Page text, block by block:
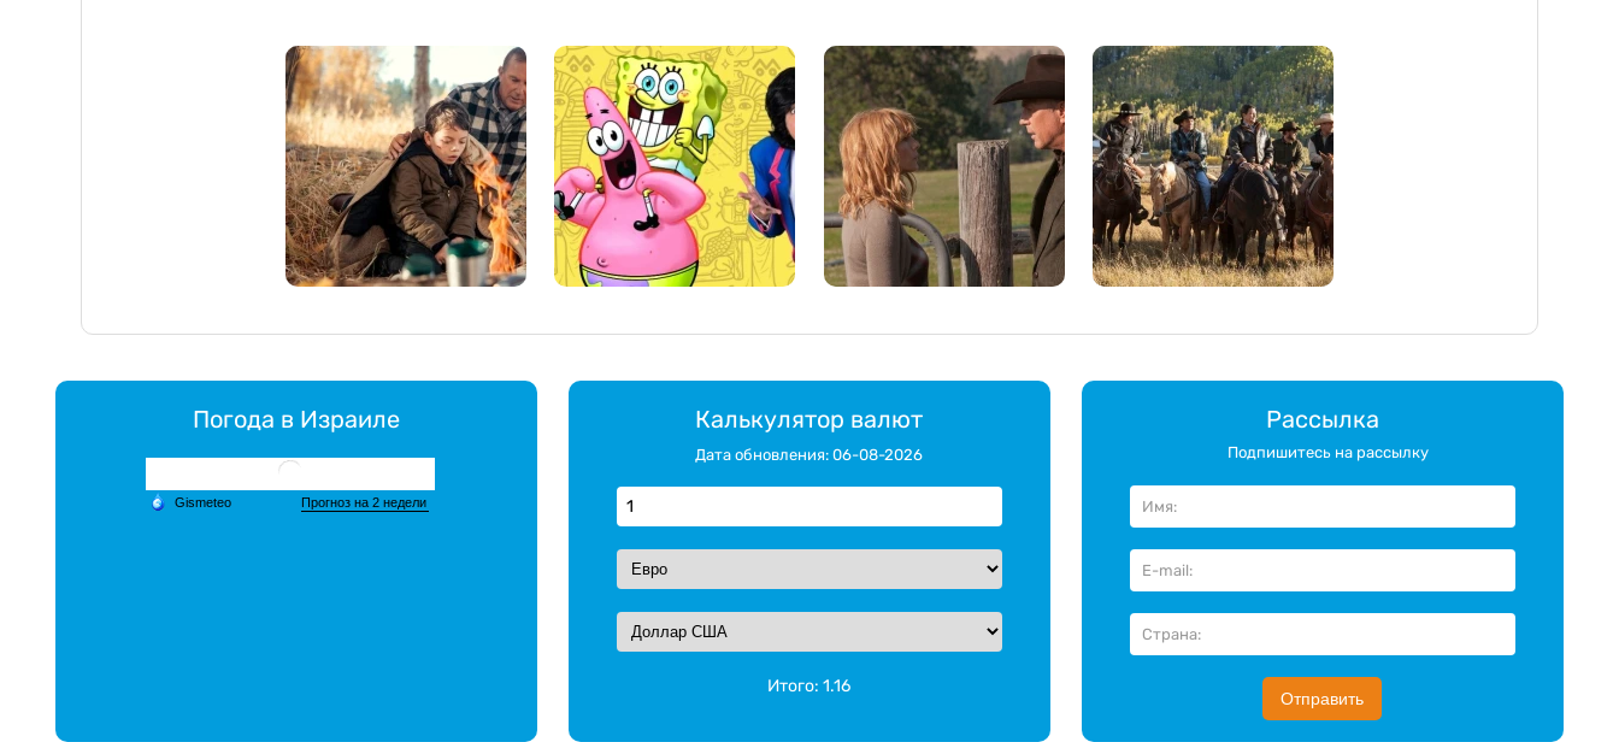
Погода в Израиле Калькулятор валют
Дата обновления: 06-08-2026
Итого:1.16
Рассылка
Подпишитесь на рассылку
Отправить